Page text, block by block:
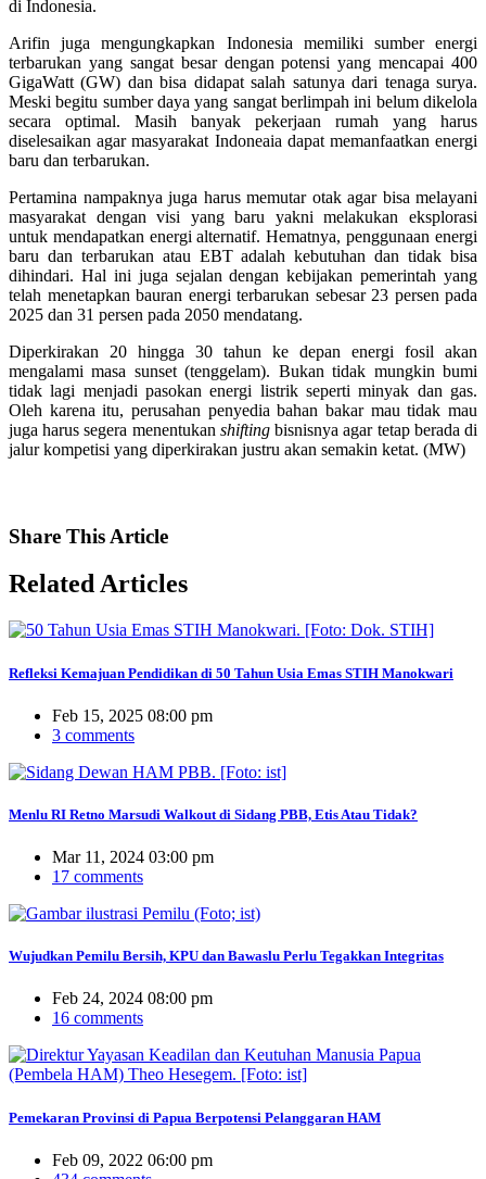
di Indonesia.
Arifin juga mengungkapkan Indonesia memiliki sumber energi
terbarukan yang sangat besar dengan potensi yang mencapai 400
GigaWatt (GW) dan bisa didapat salah satunya dari tenaga surya.
Meski begitu sumber daya yang sangat berlimpah ini belum dikelola
secara optimal. Masih banyak pekerjaan rumah yang harus
diselesaikan agar masyarakat Indoneaia dapat memanfaatkan energi
baru dan terbarukan.
Pertamina nampaknya juga harus memutar otak agar bisa melayani
masyarakat dengan visi yang baru yakni melakukan eksplorasi
untuk mendapatkan energi alternatif. Hematnya, penggunaan energi
baru dan terbarukan atau EBT adalah kebutuhan dan tidak bisa
dihindari. Hal ini juga sejalan dengan kebijakan pemerintah yang
telah menetapkan bauran energi terbarukan sebesar 23 persen pada
2025 dan 31 persen pada 2050 mendatang.
Diperkirakan 20 hingga 30 tahun ke depan energi fosil akan
mengalami masa sunset (tenggelam). Bukan tidak mungkin bumi
tidak lagi menjadi pasokan energi listrik seperti minyak dan gas.
Oleh karena itu, perusahan penyedia bahan bakar mau tidak mau
juga harus segera menentukan shiftingbisnisnya agar tetap berada di
jalur kompetisi yang diperkirakan justru akan semakin ketat. (MW)
Share This Article
RelatedArticles
Refleksi Kemajuan Pendidikan di 50 Tahun Usia Emas STIH Manokwari
Feb 15, 2025 08:00 pm
3 comments
Menlu RI Retno Marsudi Walkout di Sidang PBB, Etis Atau Tidak?
Mar 11, 2024 03:00 pm
17 comments
Wujudkan Pemilu Bersih, KPU dan Bawaslu Perlu Tegakkan Integritas
Feb 24, 2024 08:00 pm
16 comments
Pemekaran Provinsi di Papua Berpotensi Pelanggaran HAM
Feb 09, 2022 06:00 pm